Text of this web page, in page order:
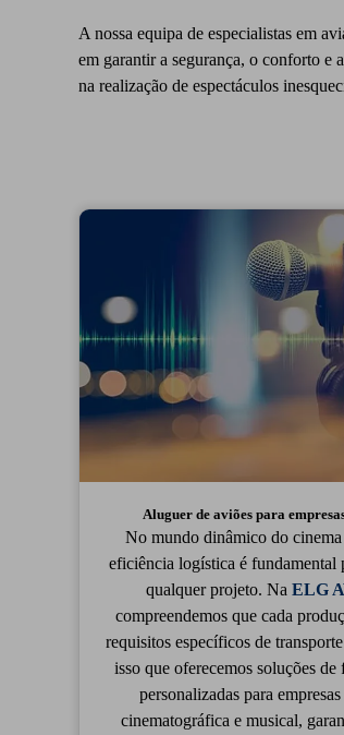
A nossa equipa de especialistas em
em garantir a segurança, o conforto e
na realização de espectáculos
Aluguer de aviões para
No mundo dinâmico do cinema
eficiência logística é fundamental
qualquer projeto. Na ELG
compreendemos que cada
requisitos específicos de
isso que oferecemos soluções de
personalizadas para
cinematográfica e musical,